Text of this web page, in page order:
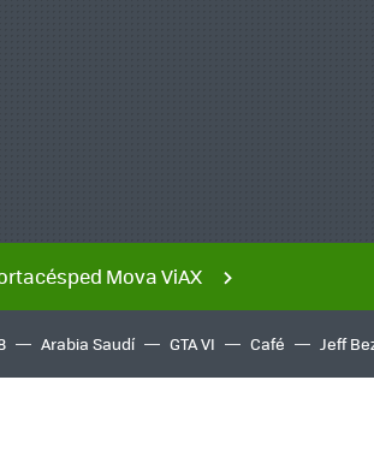
Mova ViAX
Arabia Saudí GTA VI Café Jeff